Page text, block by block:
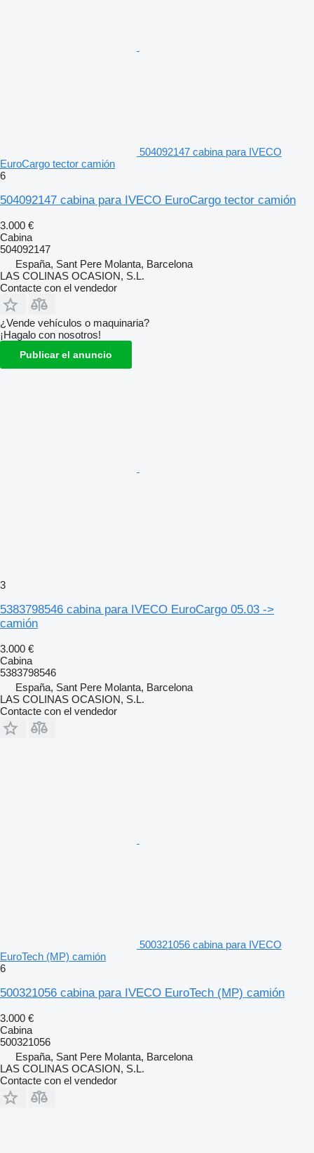
504092147 cabina para IVECO
EuroCargo tector camión
6
504092147 cabina para IVECO EuroCargo tector camión
3.000 €
Cabina
504092147
España, Sant Pere Molanta, Barcelona
LAS COLINAS OCASION, S.L.
Contacte con el vendedor
¿Vende vehículos o maquinaria?
¡Hagalo con nosotros!
Publicar el anuncio
3
5383798546 cabina para IVECO EuroCargo 05.03 ->
camión
3.000 €
Cabina
5383798546
España, Sant Pere Molanta, Barcelona
LAS COLINAS OCASION, S.L.
Contacte con el vendedor
500321056 cabina para IVECO
EuroTech (MP) camión
6
500321056 cabina para IVECO EuroTech (MP) camión
3.000 €
Cabina
500321056
España, Sant Pere Molanta, Barcelona
LAS COLINAS OCASION, S.L.
Contacte con el vendedor